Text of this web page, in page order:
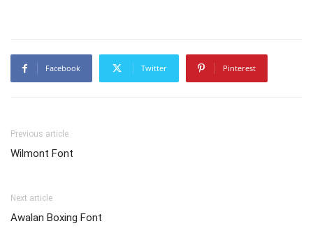
Facebook Twitter Pinterest
Previous article
Wilmont Font
Next article
Awalan Boxing Font